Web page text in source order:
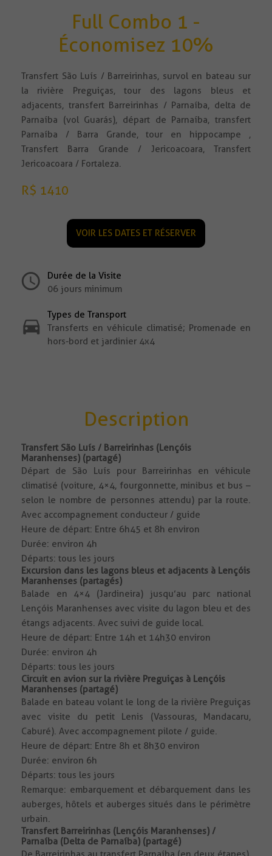
Full Combo 1 -
Économisez 10%
Transfert São Luís / Barreirinhas, survol en bateau sur
la rivière Preguiças, tour des lagons bleus et
adjacents, transfert Barreirinhas / Parnaíba, delta de
Parnaíba (vol Guarás), départ de Parnaíba, transfert
Parnaíba / Barra Grande, tour en hippocampe ,
Transfert Barra Grande / Jericoacoara, Transfert
Jericoacoara / Fortaleza.
R$ 1410
VOIR LES DATES ET RÉSERVER
Durée de la Visite
06 jours minimum
Types de Transport
Transferts en véhicule climatisé; Promenade en
hors-bord et jardinier 4x4
Description
Transfert São Luís / Barreirinhas (Lençóis
Maranhenses) (partagé)
Départ de São Luís pour Barreirinhas en véhicule
climatisé (voiture, 4×4, fourgonnette, minibus et bus –
selon le nombre de personnes attendu) par la route.
Avec accompagnement conducteur / guide
Heure de départ: Entre 6h45 et 8h environ
Durée: environ 4h
Départs: tous les jours
Excursion dans les lagons bleus et adjacents à Lençóis
Maranhenses (partagés)
Balade en 4×4 (Jardineira) jusqu’au parc national
Lençóis Maranhenses avec visite du lagon bleu et des
étangs adjacents. Avec suivi de guide local.
Heure de départ: Entre 14h et 14h30 environ
Durée: environ 4h
Départs: tous les jours
Circuit en avion sur la rivière Preguiças à Lençóis
Maranhenses (partagé)
Balade en bateau volant le long de la rivière Preguiças
avec visite du petit Lenis (Vassouras, Mandacaru,
Caburé). Avec accompagnement pilote / guide.
Heure de départ: Entre 8h et 8h30 environ
Durée: environ 6h
Départs: tous les jours
Remarque: embarquement et débarquement dans les
auberges, hôtels et auberges situés dans le périmètre
urbain.
Transfert Barreirinhas (Lençóis Maranhenses) /
Parnaíba (Delta de Parnaíba) (partagé)